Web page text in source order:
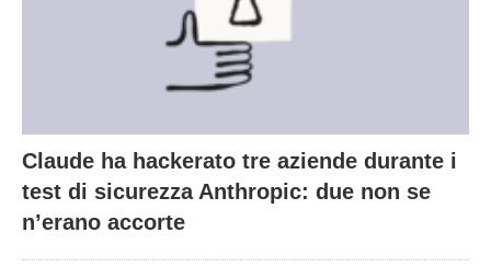
Claude ha hackerato tre aziende durante i
test di sicurezza Anthropic: due non se
n’erano accorte